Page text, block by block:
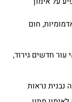
חום
עור חדשים גירוד,
נראות